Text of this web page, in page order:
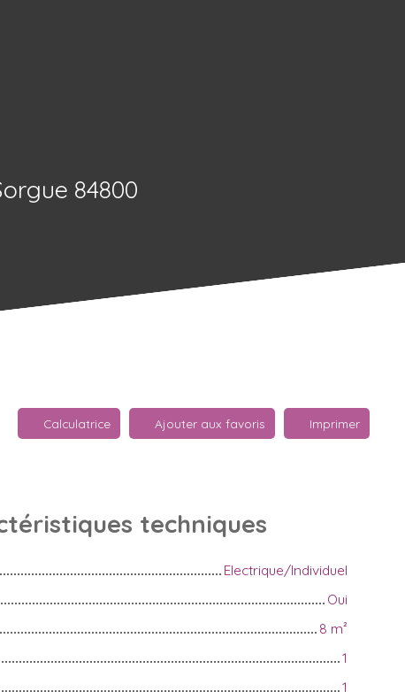
84800
Calculatrice Ajouter aux favoris Imprimer
techniques
Electrique/Individuel
Oui
8 m²
1
1